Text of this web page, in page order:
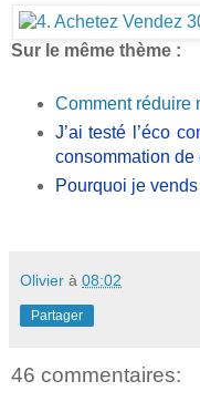
Sur le même thème :
Comment réduire
J’ai testé l’éco
consommation de
Pourquoi je
Olivier à 08:02
Partager
46 commentaires: